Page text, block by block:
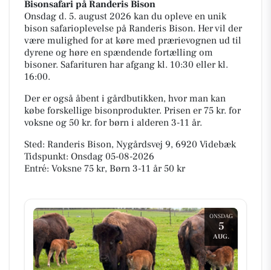
Bisonsafari på Randeris Bison
Onsdag d. 5. august 2026 kan du opleve en unik
bison safarioplevelse på Randeris Bison. Her vil der
være mulighed for at køre med prærievognen ud til
dyrene og høre en spændende fortælling om
bisoner. Safarituren har afgang kl. 10:30 eller kl.
16:00.
Der er også åbent i gårdbutikken, hvor man kan
købe forskellige bisonprodukter. Prisen er 75 kr. for
voksne og 50 kr. for børn i alderen 3-11 år.
Sted: Randeris Bison, Nygårdsvej 9, 6920 Videbæk
Tidspunkt: Onsdag 05-08-2026
Entré: Voksne 75 kr, Børn 3-11 år 50 kr
ONSDAG
5
AUG.